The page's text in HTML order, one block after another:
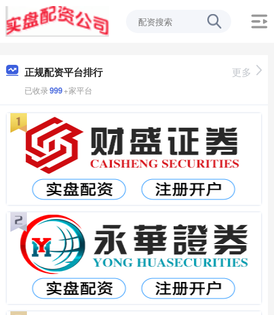
正规配资平台排行
已收录999+家平台
更多